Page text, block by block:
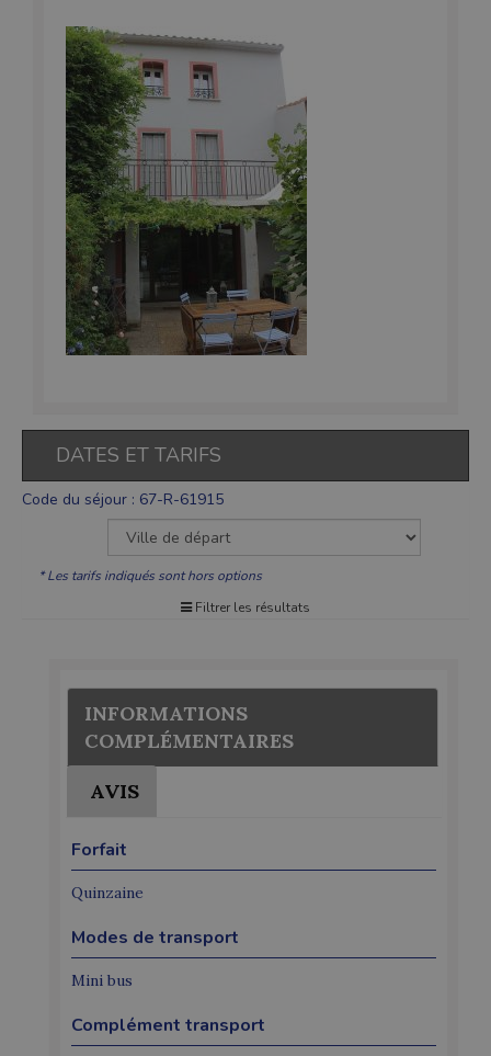
DATES ET TARIFS
Code du séjour : 67-R-61915
* Les tarifs indiqués sont hors options
Filtrer les résultats
INFORMATIONS
COMPLÉMENTAIRES
AVIS
Forfait
Quinzaine
Modes de transport
Mini bus
Complément transport